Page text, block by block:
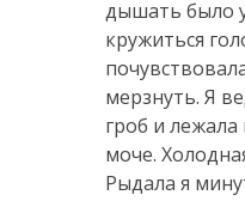
дышать было
кружиться
мерзнуть. Я
гроб и
моче.
Рыдала я